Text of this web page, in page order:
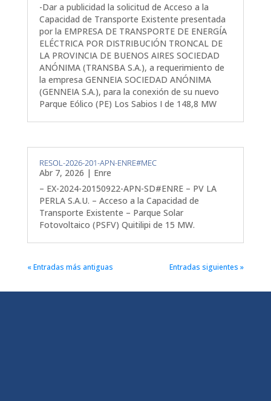
-Dar a publicidad la solicitud de Acceso a la
Capacidad de Transporte Existente presentada
por la EMPRESA DE TRANSPORTE DE ENERGÍA
ELÉCTRICA POR DISTRIBUCIÓN TRONCAL DE
LA PROVINCIA DE BUENOS AIRES SOCIEDAD
ANÓNIMA (TRANSBA S.A.), a requerimiento de
la empresa GENNEIA SOCIEDAD ANÓNIMA
(GENNEIA S.A.), para la conexión de su nuevo
Parque Eólico (PE) Los Sabios I de 148,8 MW
RESOL-2026-201-APN-ENRE#MEC
Abr 7, 2026 | Enre
– EX-2024-20150922-APN-SD#ENRE – PV LA
PERLA S.A.U. – Acceso a la Capacidad de
Transporte Existente – Parque Solar
Fotovoltaico (PSFV) Quitilipi de 15 MW.
« Entradas más antiguas Entradas siguientes »